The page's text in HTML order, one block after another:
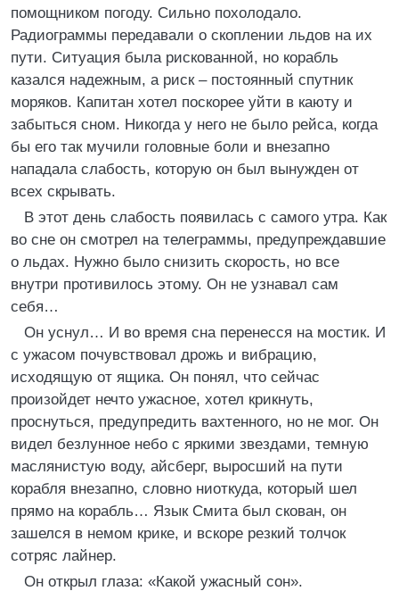
помощником погоду. Сильно похолодало.
Радиограммы передавали о скоплении льдов на их
пути. Ситуация была рискованной, но корабль
казался надежным, а риск – постоянный спутник
моряков. Капитан хотел поскорее уйти в каюту и
забыться сном. Никогда у него не было рейса, когда
бы его так мучили головные боли и внезапно
нападала слабость, которую он был вынужден от
всех скрывать.
В этот день слабость появилась с самого утра. Как
во сне он смотрел на телеграммы, предупреждавшие
о льдах. Нужно было снизить скорость, но все
внутри противилось этому. Он не узнавал сам
себя…
Он уснул… И во время сна перенесся на мостик. И
с ужасом почувствовал дрожь и вибрацию,
исходящую от ящика. Он понял, что сейчас
произойдет нечто ужасное, хотел крикнуть,
проснуться, предупредить вахтенного, но не мог. Он
видел безлунное небо с яркими звездами, темную
маслянистую воду, айсберг, выросший на пути
корабля внезапно, словно ниоткуда, который шел
прямо на корабль… Язык Смита был скован, он
зашелся в немом крике, и вскоре резкий толчок
сотряс лайнер.
Он открыл глаза: «Какой ужасный сон».